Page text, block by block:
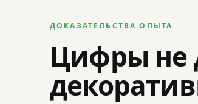
ДОКАЗАТЕЛЬСТВА ОПЫТА
Цифры не